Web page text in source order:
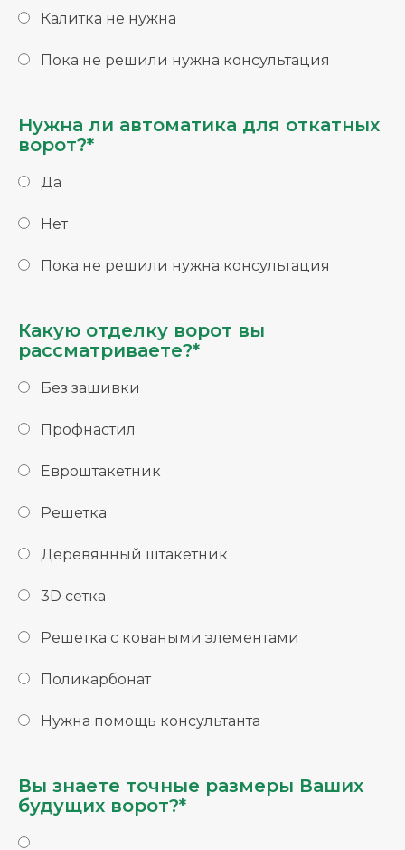
Калитка не нужна
Пока не решили нужна консультация
Нужна ли автоматика для откатных
ворот?*
Да
Нет
Пока не решили нужна консультация
Какую отделку ворот вы
рассматриваете?*
Без зашивки
Профнастил
Евроштакетник
Решетка
Деревянный штакетник
3D сетка
Решетка с коваными элементами
Поликарбонат
Нужна помощь консультанта
Вы знаете точные размеры Ваших
будущих ворот?*